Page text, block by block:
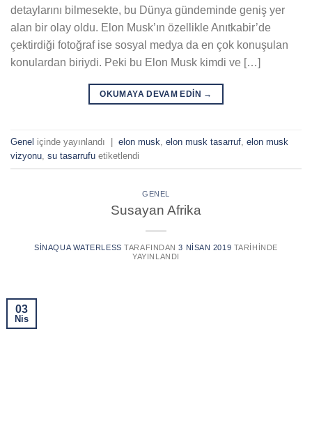
detaylarını bilmesekte, bu Dünya gündeminde geniş yer
alan bir olay oldu. Elon Musk’ın özellikle Anıtkabir’de
çektirdiği fotoğraf ise sosyal medya da en çok konuşulan
konulardan biriydi. Peki bu Elon Musk kimdi ve […]
OKUMAYA DEVAM EDIN →
Genel içinde yayınlandı | elon musk elon musk tasarruf elon musk
vizyonu su tasarrufu etiketlendi
GENEL
Susayan Afrika
SINAQUA WATERLESS TARAFINDAN 3 NISAN 2019 TARIHINDE
YAYINLANDI
03
Nis